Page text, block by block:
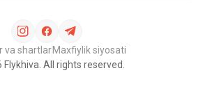
va shartlarMaxfiylik siyosati
Flykhiva. All rights reserved.